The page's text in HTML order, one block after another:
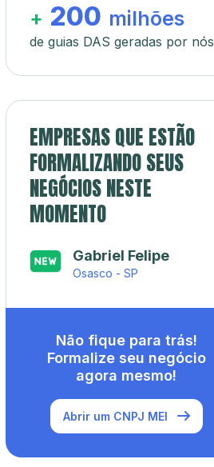
+ 200 milhões
de guias DAS geradas por nós
EMPRESAS QUE ESTÃO
FORMALIZANDO SEUS
NEGÓCIOS NESTE
MOMENTO
Gabriel Felipe
Osasco - SP
Não fique para trás!
Formalize seu negócio
agora mesmo!
Abrir um CNPJ MEI